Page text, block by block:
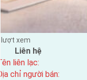
lượt xem
Liên hệ
Tên liên lạc:
Địa chỉ người bán: